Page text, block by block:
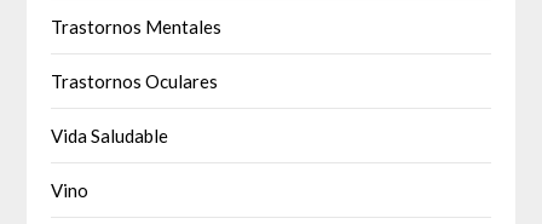
Trastornos Mentales
Trastornos Oculares
Vida Saludable
Vino